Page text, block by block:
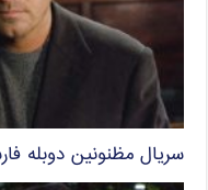
سریال مظنونین دوبله